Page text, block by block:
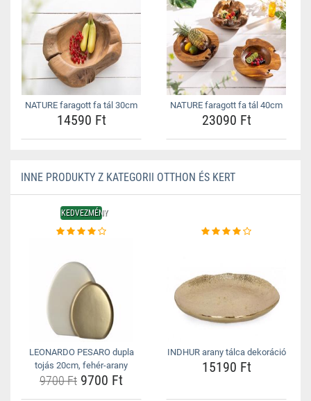
NATURE faragott fa tál 30cm
14590 Ft
NATURE faragott fa tál 40cm
23090 Ft
INNE PRODUKTY Z KATEGORII OTTHON ÉS KERT
KEDVEZMÉNY
LEONARDO PESARO dupla
tojás 20cm, fehér-arany
9700 Ft 9700 Ft
INDHUR arany tálca dekoráció
15190 Ft